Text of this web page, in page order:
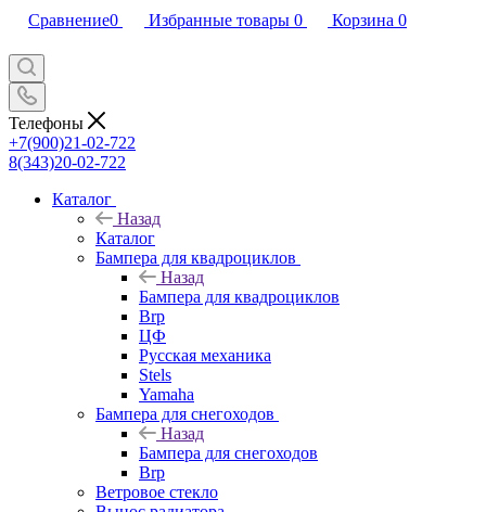
Сравнение0 Избранные товары 0 Корзина 0
Телефоны
+7(900)21-02-722
8(343)20-02-722
Каталог
Назад
Каталог
Бампера для квадроциклов
Назад
Бампера для квадроциклов
Brp
ЦФ
Русская механика
Stels
Yamaha
Бампера для снегоходов
Назад
Бампера для снегоходов
Brp
Ветровое стекло